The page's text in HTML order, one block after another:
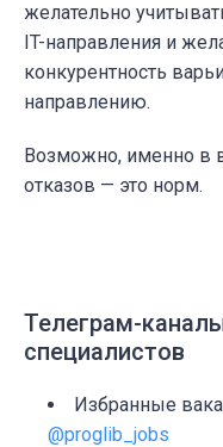
желательно
IT-направления и
конкурентность
направлению.
Возможно, именно в
отказов — это норм.
Телеграм-
специалистов
Избранные
@proglib_jobs